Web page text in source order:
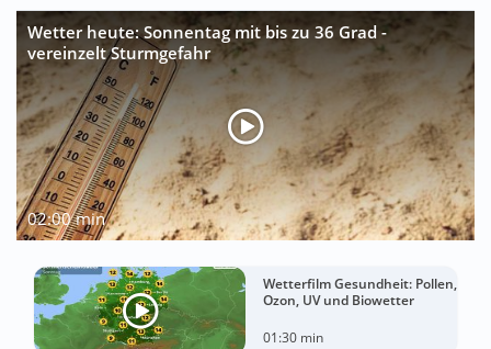
Wetter heute: Sonnentag mit bis zu 36 Grad -
vereinzelt Sturmgefahr
02:00 min
Wetterfilm Gesundheit: Pollen,
Ozon, UV und Biowetter
01:30 min